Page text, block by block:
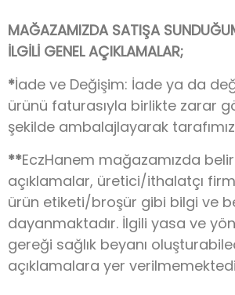
MAĞAZAMIZDA SATIŞA
İLGİLİ GENEL AÇIKLAMALAR;
*İade ve Değişim: İade ya da
ürünü faturasıyla birlikte zarar
şekilde ambalajlayarak
**EczHanem mağazamızda
açıklamalar, üretici/ithalatçı
ürün etiketi/broşür gibi bilgi ve
dayanmaktadır. İlgili yasa ve
gereği sağlık beyanı
açıklamalara yer